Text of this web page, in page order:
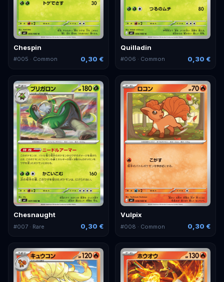
Chespin
#005 · Common 0,30 €
Quilladin
#006 · Common 0,30 €
Chesnaught
#007 · Rare 0,30 €
Vulpix
#008 · Common 0,30 €